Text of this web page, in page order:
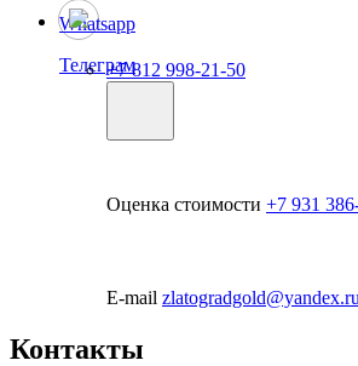
Whatsapp
Телеграм+7 812 998-21-50
Оценка стоимости +7 931
E-mail zlatogradgold@yandex.ru
Контакты